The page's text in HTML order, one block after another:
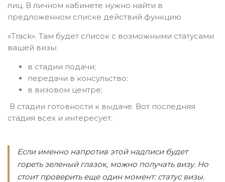
лиц. В личном кабинете нужно найти в
предложенном списке действий функцию
«Track». Там будет список с возможными статусами
вашей визы:
в стадии подачи;
передачи в консульство;
в визовом центре;
В стадии готовности к выдаче. Вот последняя
стадия всех и интересует.
Если именно напротив этой надписи будет
гореть зеленый глазок, можно получать визу. Но
стоит проверить еще один момент: статус визы.